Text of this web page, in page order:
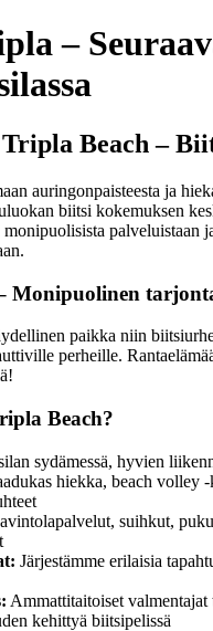
–
Beach –
auringonpaisteesta ja
biitsi kokemuksen
palveluistaan
Monipuolinen
paikka niin
perheille.
Beach?
sydämessä, hyvien
hiekka, beach volley
suihkut,
Järjestämme erilaisia
Ammattitaitoiset valmentajat
kehittyä biitsipelissä